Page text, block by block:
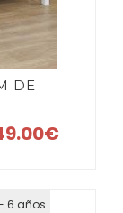
DE
6 años